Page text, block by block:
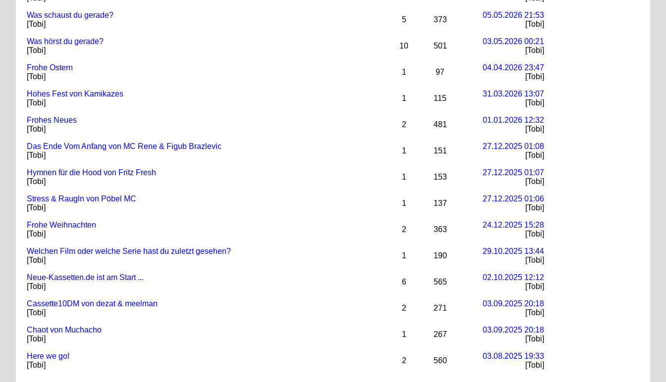
Was schaust du gerade?
[Tobi]
5 373
05.05.2026 21:53
[Tobi]
Was hörst du gerade?
[Tobi]
10 501
03.05.2026 00:21
[Tobi]
Frohe Ostern
[Tobi]
1 97
04.04.2026 23:47
[Tobi]
Hohes Fest von Kamikazes
[Tobi]
1 115
31.03.2026 13:07
[Tobi]
Frohes Neues
[Tobi]
2 481
01.01.2026 12:32
[Tobi]
Das Ende Vom Anfang von MC Rene & Figub Brazlevic
[Tobi]
1 151
27.12.2025 01:08
[Tobi]
Hymnen für die Hood von Fritz Fresh
[Tobi]
1 153
27.12.2025 01:07
[Tobi]
Stress & Raugln von Pöbel MC
[Tobi]
1 137
27.12.2025 01:06
[Tobi]
Frohe Weihnachten
[Tobi]
2 363
24.12.2025 15:28
[Tobi]
Welchen Film oder welche Serie hast du zuletzt gesehen?
[Tobi]
1 190
29.10.2025 13:44
[Tobi]
Neue-Kassetten.de ist am Start ...
[Tobi]
6 565
02.10.2025 12:12
[Tobi]
Cassette10DM von dezat & meelman
[Tobi]
2 271
03.09.2025 20:18
[Tobi]
Chaot von Muchacho
[Tobi]
1 267
03.09.2025 20:18
[Tobi]
Here we go!
[Tobi]
2 560
03.08.2025 19:33
[Tobi]